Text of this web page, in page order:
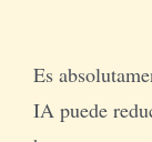
Es
IA puede